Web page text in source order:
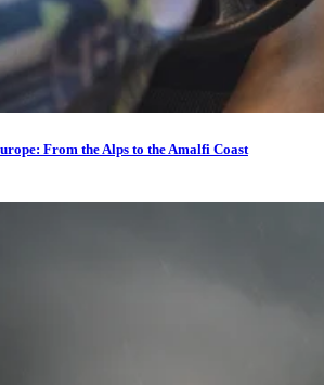
From the Alps to the Amalfi Coast